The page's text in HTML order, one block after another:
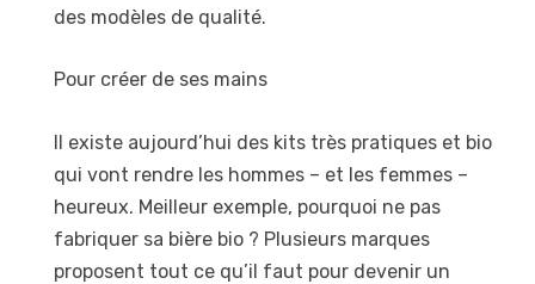
des modèles de qualité.
Pour créer de ses mains
Il existe aujourd’hui des kits très pratiques et bio
qui vont rendre les hommes – et les femmes –
heureux. Meilleur exemple, pourquoi ne pas
fabriquer sa bière bio ? Plusieurs marques
proposent tout ce qu’il faut pour devenir un